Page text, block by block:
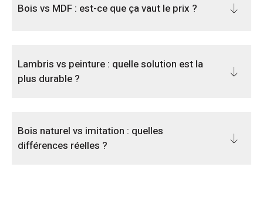
Bois vs MDF : est-ce que ça vaut le prix ?
Lambris vs peinture : quelle solution est la
plus durable ?
Bois naturel vs imitation : quelles
différences réelles ?